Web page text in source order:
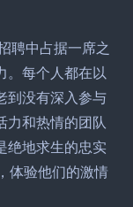
聘中占据一席之
。每个人都在以
到没有深入参与
力和热情的团队
绝地求生的忠实
体验他们的激情